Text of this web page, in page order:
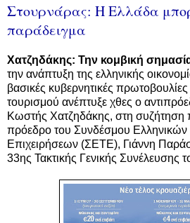
Στουρνάρας: Η Ελλάδα
παράδειγμα
Χατζηδάκης: Την κομβική
την ανάπτυξη της ελληνικής
βασικές κυβερνητικές
τουρισμού ανέπτυξε χθες ο
Κωστής Χατζηδάκης, στη συζήτηση
πρόεδρο του Συνδέσμου Ελληνικών
Επιχειρήσεων (ΣΕΤΕ), Γιάννη
33ης Τακτικής Γενικής